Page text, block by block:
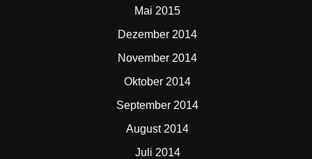
Mai 2015
Dezember 2014
November 2014
Oktober 2014
September 2014
August 2014
Juli 2014